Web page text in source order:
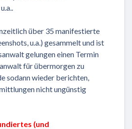
über 35 manifestierte
u.a.) gesammelt und ist
gelungen einen Termin
für übermorgen zu
sodann wieder berichten,
nicht ungünstig
(und